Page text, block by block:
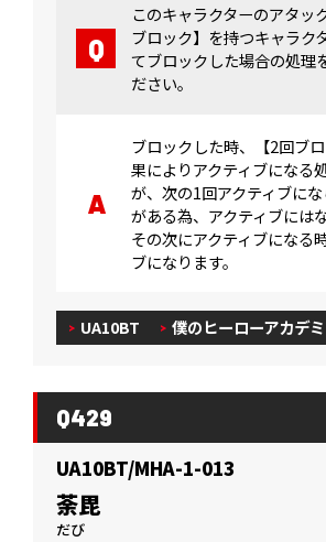
このキャラクターのアタッ
ブロック】を持つキャラク
てブロックした場合の処理
ださい。
ブロックした時、【2回ブ
果によりアクティブになる
が、次の1回アクティブに
がある為、アクティブには
その次にアクティブになる
ブになります。
UA10BT 僕のヒーローアカデ
Q429
UA10BT/MHA-1-013
荼毘
だび